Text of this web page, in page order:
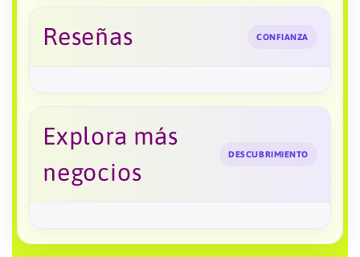
Reseñas CONFIANZA
Explora más
negocios
DESCUBRIMIENTO